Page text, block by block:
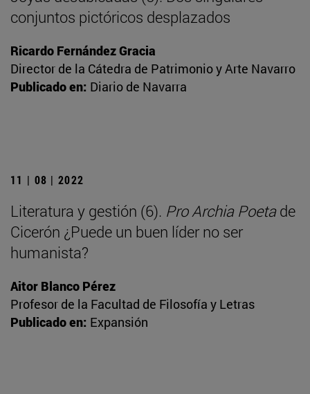
conjuntos pictóricos desplazados
Ricardo Fernández Gracia
Director de la Cátedra de Patrimonio y Arte Navarro
Publicado en: Diario de Navarra
11 | 08 | 2022
Literatura y gestión (6). Pro Archia Poetade
Cicerón ¿Puede un buen líder no ser
humanista?
Aitor Blanco Pérez
Profesor de la Facultad de Filosofía y Letras
Publicado en: Expansión